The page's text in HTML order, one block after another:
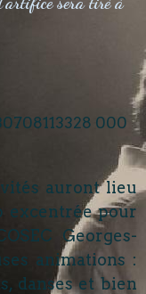
auront lieu
excentrée pour
Georges-
animations :
danses et bien